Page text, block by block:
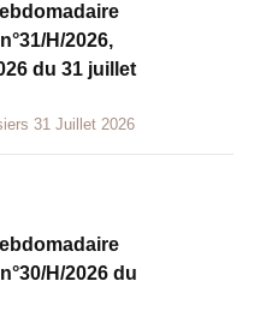
H/2026,
du 31 juillet
31 Juillet 2026
H/2026 du